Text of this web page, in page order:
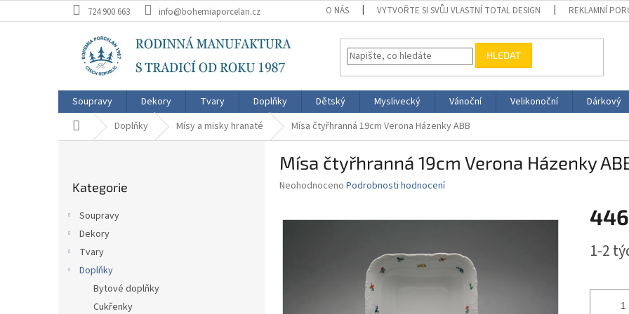
na
724 900 663 info@bohemiaporcelan.cz O NÁS VYTVOŘTE SI SVŮJ VLASTNÍ TOTAL DESIGN REKLAMNÍ
HLEDAT
Soupravy Dekory Tvary Doplňky Dětský Myslivecký Vánoční Velikonoční Dárkový
Domů Doplňky Mísy a misky hranaté Mísa čtyřhranná 19cm Verona Házenky ABB
kategorie
Kategorie
Soupravy
Dekory
Tvary
Doplňky
Bytové doplňky
Cukřenky
Mísa čtyřhranná 19cm Verona Házenky
Průměrné
Neohodnoceno Podrobnosti hodnocení
cena:
1-2